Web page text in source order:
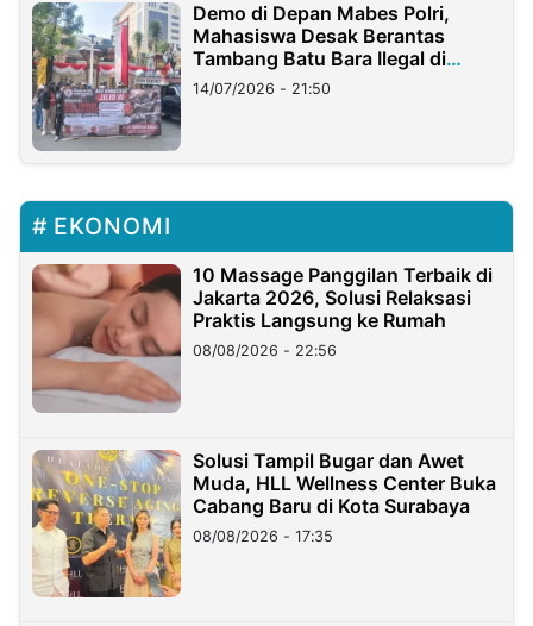
Demo di Depan Mabes Polri,
Mahasiswa Desak Berantas
Tambang Batu Bara Ilegal di
Lampung
14/07/2026 - 21:50
EKONOMI
10 Massage Panggilan Terbaik di
Jakarta 2026, Solusi Relaksasi
Praktis Langsung ke Rumah
08/08/2026 - 22:56
Solusi Tampil Bugar dan Awet
Muda, HLL Wellness Center Buka
Cabang Baru di Kota Surabaya
08/08/2026 - 17:35